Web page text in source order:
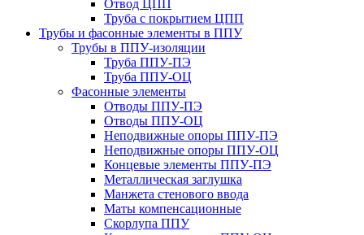
Отвод ЦПП
Труба с покрытием ЦПП
Трубы и фасонные элементы в ППУ
Трубы в ППУ-изоляции
Труба ППУ-ПЭ
Труба ППУ-ОЦ
Фасонные элементы
Отводы ППУ-ПЭ
Отводы ППУ-ОЦ
Неподвижные опоры ППУ-ПЭ
Неподвижные опоры ППУ-ОЦ
Концевые элементы ППУ-ПЭ
Металлическая заглушка
Манжета стенового ввода
Маты компенсационные
Скорлупа ППУ